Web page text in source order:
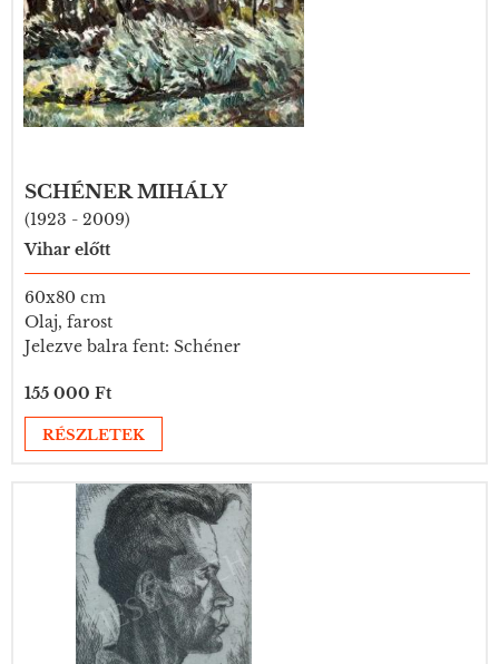
SCHÉNER MIHÁLY
(1923 - 2009)
Vihar előtt
60x80 cm
Olaj, farost
Jelezve balra fent: Schéner
155 000 Ft
RÉSZLETEK